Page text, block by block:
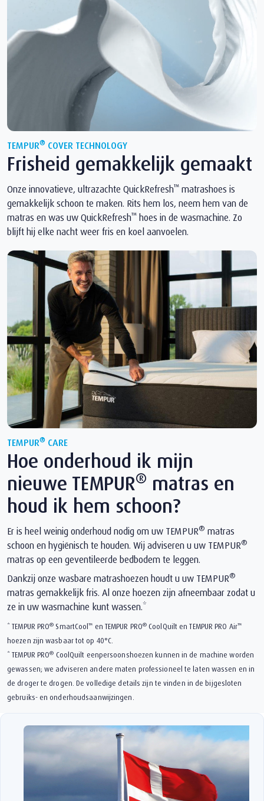
TEMPUR® COVER TECHNOLOGY
Frisheid gemakkelijk gemaakt
Onze innovatieve, ultrazachte QuickRefresh™ matrashoes is
gemakkelijk schoon te maken. Rits hem los, neem hem van de
matras en was uw QuickRefresh™ hoes in de wasmachine. Zo
blijft hij elke nacht weer fris en koel aanvoelen.
TEMPUR® CARE
Hoe onderhoud ik mijn
nieuwe TEMPUR® matras en
houd ik hem schoon?
Er is heel weinig onderhoud nodig om uw TEMPUR® matras
schoon en hygiënisch te houden. Wij adviseren u uw TEMPUR®
matras op een geventileerde bedbodem te leggen.
Dankzij onze wasbare matrashoezen houdt u uw TEMPUR®
matras gemakkelijk fris. Al onze hoezen zijn afneembaar zodat u
ze in uw wasmachine kunt wassen.*
* TEMPUR PRO® SmartCool™ en TEMPUR PRO®️ CoolQuilt en TEMPUR PRO Air™
hoezen zijn wasbaar tot op 40°C.
* TEMPUR PRO® ️ CoolQuilt eenpersoonshoezen kunnen in de machine worden
gewassen; we adviseren andere maten professioneel te laten wassen en in
de droger te drogen. De volledige details zijn te vinden in de bijgesloten
gebruiks- en onderhoudsaanwijzingen.